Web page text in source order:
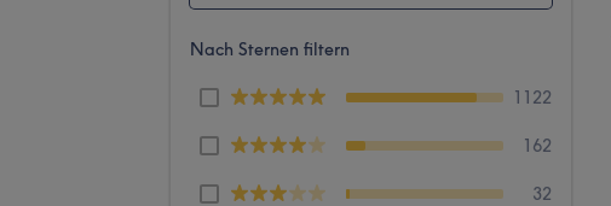
Nach Sternen filtern
1122
162
32